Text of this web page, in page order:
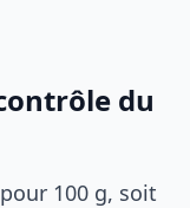
du
100 g, soit